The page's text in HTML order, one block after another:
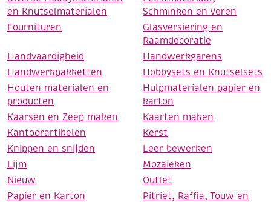
en Knutselmaterialen
Schminken en Veren
Fournituren
Glasversiering en
Raamdecoratie
Handvaardigheid
Handwerkgarens
Handwerkpakketten
Hobbysets en Knutselsets
Houten materialen en
producten
Hulpmaterialen papier en
karton
Kaarsen en Zeep maken
Kaarten maken
Kantoorartikelen
Kerst
Knippen en snijden
Leer bewerken
Lijm
Mozaieken
Nieuw
Outlet
Papier en Karton
Pitriet, Raffia, Touw en